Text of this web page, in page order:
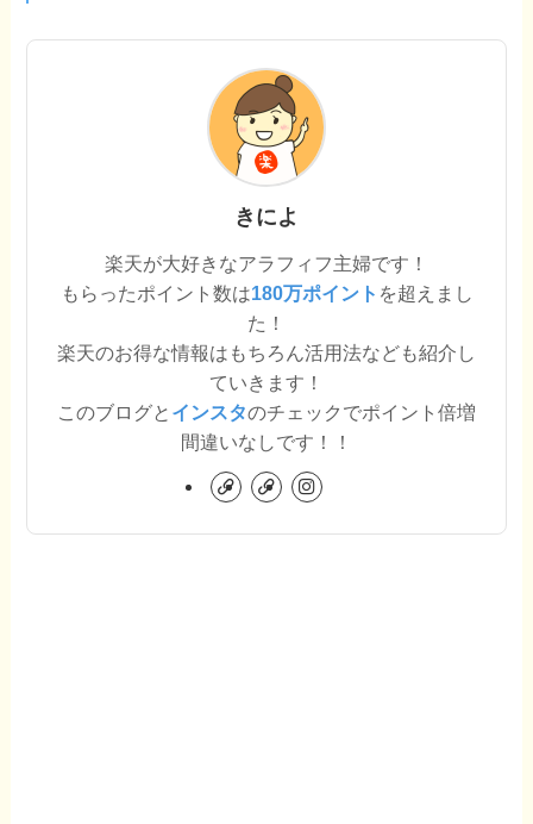
きによ
楽天が大好きなアラフィフ主婦です！
もらったポイント数は180万ポイント を超えまし
た！
楽天のお得な情報はもちろん活用法なども紹介し
ていきます！
このブログと インスタのチェックでポイント倍増
間違いなしです！！